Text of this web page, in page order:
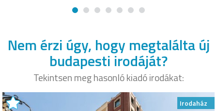
Nem érzi úgy, hogy megtalálta új
budapesti irodáját?
Tekintsen meg hasonló kiadó irodákat:
Irodaház